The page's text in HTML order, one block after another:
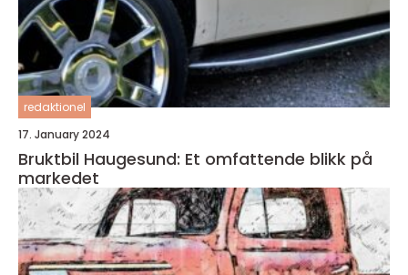
redaktionel
17. January 2024
Bruktbil Haugesund: Et omfattende blikk på
markedet